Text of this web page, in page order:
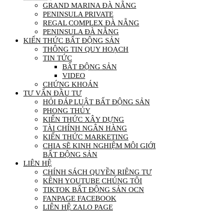
GRAND MARINA ĐÀ NẴNG
PENINSULA PRIVATE
REGAL COMPLEX ĐÀ NẴNG
PENINSULA ĐÀ NẴNG
KIẾN THỨC BẤT ĐỘNG SẢN
THÔNG TIN QUY HOẠCH
TIN TỨC
BẤT ĐỘNG SẢN
VIDEO
CHỨNG KHOÁN
TƯ VẤN ĐẦU TƯ
HỎI ĐÁP LUẬT BẤT ĐỘNG SẢN
PHONG THỦY
KIẾN THỨC XÂY DỰNG
TÀI CHÍNH NGÂN HÀNG
KIẾN THỨC MARKETING
CHIA SẼ KINH NGHIỆM MÔI GIỚI
BẤT ĐỘNG SẢN
LIÊN HỆ
CHÍNH SÁCH QUYỀN RIÊNG TƯ
KÊNH YOUTUBE CHÚNG TÔI
TIKTOK BẤT ĐỘNG SẢN OCN
FANPAGE FACEBOOK
LIÊN HỆ ZALO PAGE